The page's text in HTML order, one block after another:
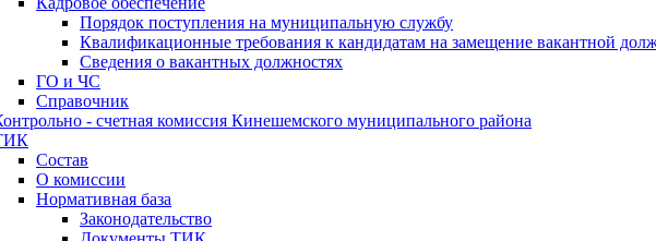
Порядок поступления на муниципальную службу
Квалификационные требования к кандидатам на замещение вакантной
Сведения о вакантных должностях
ГО и ЧС
Справочник
- счетная комиссия Кинешемского муниципального района
Состав
О комиссии
Нормативная база
Законодательство